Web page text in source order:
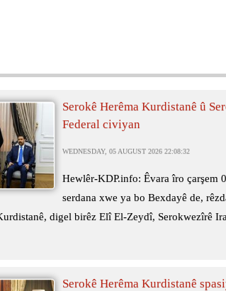
Serokê Herêma Kurdistanê û
Federal civiyan
WEDNESDAY, 05 AUGUST 2026 22:08:32
Hewlêr-KDP.info: Êvara îro çarşem
serdana xwe ya bo Bexdayê de,
digel birêz Elî El-Zeydî, Serokwezîrê
Serokê Herêma Kurdistanê